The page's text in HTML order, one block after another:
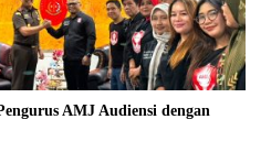
AMJ Audiensi dengan